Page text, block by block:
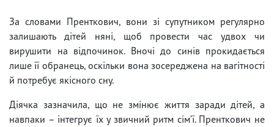
За словами Пренткович, вони зі супутником регулярно
залишають дітей няні, щоб провести час удвох чи
вирушити на відпочинок. Вночі до синів прокидається
лише її обранець, оскільки вона зосереджена на вагітності
й потребує якісного сну.
Діячка зазначила, що не змінює життя заради дітей, а
навпаки – інтегрує їх у звичний ритм сім’ї. Пренткович не